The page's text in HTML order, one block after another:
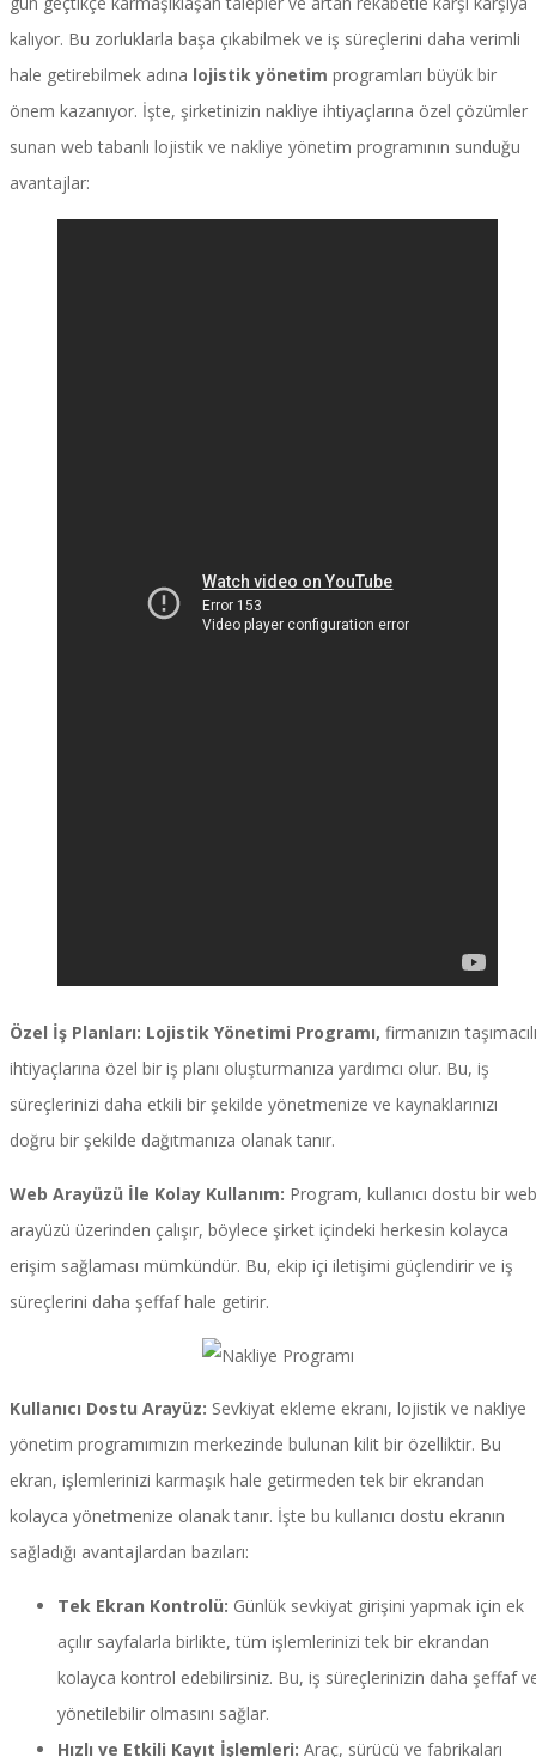
kalıyor. Bu zorluklarla başa çıkabilmek ve iş süreçlerini daha verimli
hale getirebilmek adına lojistik yönetim programları büyük bir
önem kazanıyor. İşte, şirketinizin nakliye ihtiyaçlarına özel çözümler
sunan web tabanlı lojistik ve nakliye yönetim programının sunduğu
avantajlar:
Özel İş Planları: Lojistik Yönetimi Programı, firmanızın
ihtiyaçlarına özel bir iş planı oluşturmanıza yardımcı olur. Bu, iş
süreçlerinizi daha etkili bir şekilde yönetmenize ve kaynaklarınızı
doğru bir şekilde dağıtmanıza olanak tanır.
Web Arayüzü İle Kolay Kullanım: Program, kullanıcı dostu bir web
arayüzü üzerinden çalışır, böylece şirket içindeki herkesin kolayca
erişim sağlaması mümkündür. Bu, ekip içi iletişimi güçlendirir ve iş
süreçlerini daha şeffaf hale getirir.
Kullanıcı Dostu Arayüz: Sevkiyat ekleme ekranı, lojistik ve nakliye
yönetim programımızın merkezinde bulunan kilit bir özelliktir. Bu
ekran, işlemlerinizi karmaşık hale getirmeden tek bir ekrandan
kolayca yönetmenize olanak tanır. İşte bu kullanıcı dostu ekranın
sağladığı avantajlardan bazıları:
Tek Ekran Kontrolü: Günlük sevkiyat girişini yapmak için ek
açılır sayfalarla birlikte, tüm işlemlerinizi tek bir ekrandan
kolayca kontrol edebilirsiniz. Bu, iş süreçlerinizin daha şeffaf
yönetilebilir olmasını sağlar.
Hızlı ve Etkili Kayıt İşlemleri: Araç, sürücü ve fabrikaları